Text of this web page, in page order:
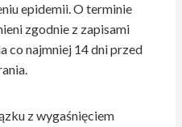
epidemii. O terminie
zgodnie z zapisami
co najmniej 14 dni przed
z wygaśnięciem